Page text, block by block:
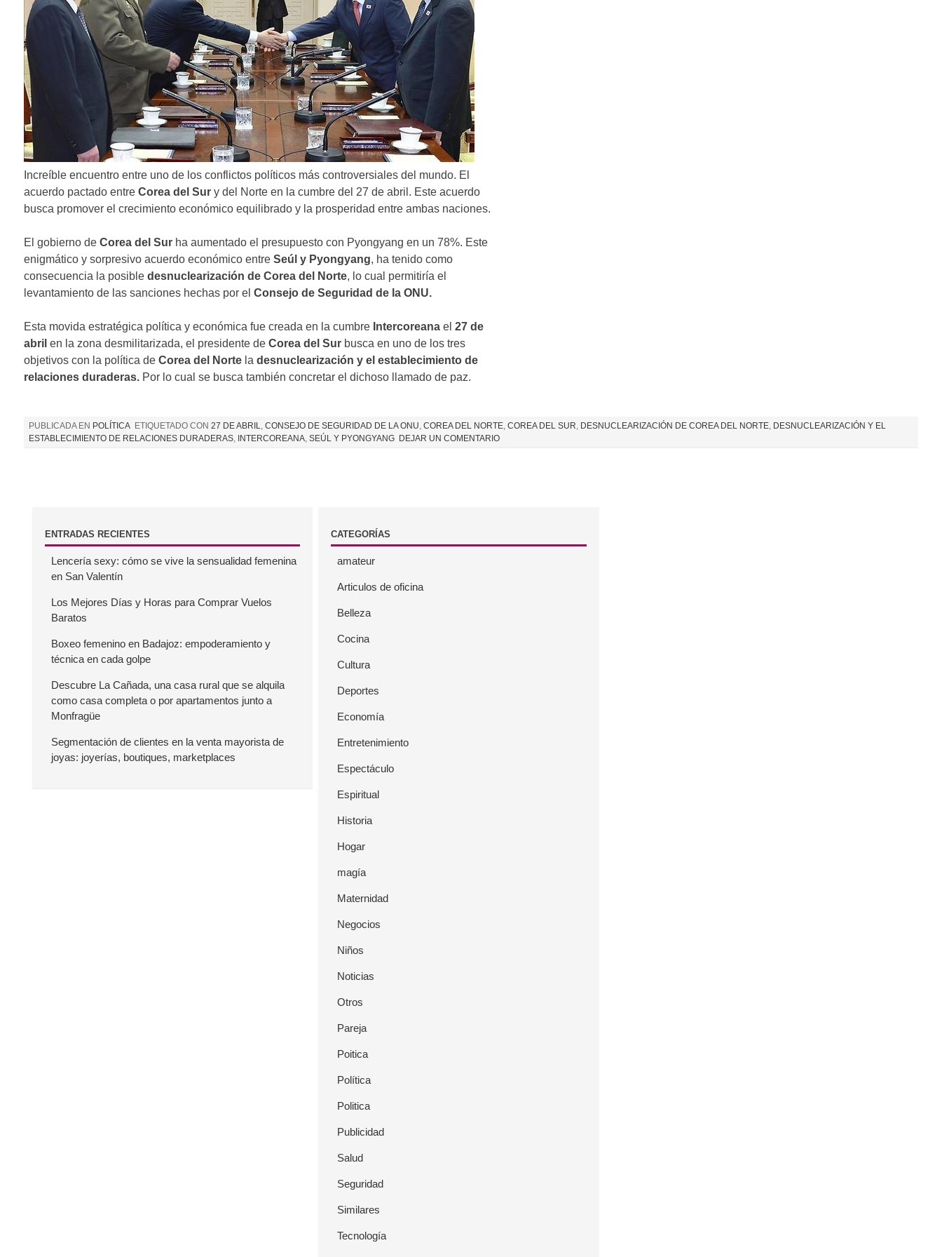
Increíble encuentro entre uno de los conflictos políticos más controversiales del mundo. El
acuerdo pactado entre Corea del Sury del Norte en la cumbre del 27 de abril. Este acuerdo
busca promover el crecimiento económico equilibrado y la prosperidad entre ambas naciones.
El gobierno de Corea del Surha aumentado el presupuesto con Pyongyang en un 78%. Este
enigmático y sorpresivo acuerdo económico entre Seúl y Pyongyang, ha tenido como
consecuencia la posible desnuclearización de Corea del Norte, lo cual permitiría el
levantamiento de las sanciones hechas por el Consejo de Seguridad de la ONU.
Esta movida estratégica política y económica fue creada en la cumbre Intercoreanael 27 de
abril en la zona desmilitarizada, el presidente de Corea del Surbusca en uno de los tres
objetivos con la política de Corea del Nortela desnuclearización y el establecimiento de
relaciones duraderas.Por lo cual se busca también concretar el dichoso llamado de paz.
PUBLICADA EN POLÍTICA ETIQUETADO CON 27 DE ABRIL CONSEJO DE SEGURIDAD DE LA ONU COREA DEL NORTE, COREA DEL SUR DESNUCLEARIZACIÓN DE COREA DEL NORTE, DESNUCLEARIZACIÓN Y EL
ESTABLECIMIENTO DE RELACIONES DURADERAS, INTERCOREANA, SEÚL Y PYONGYANG DEJAR UN COMENTARIO
BENTRADAS RECIENTES
Lencería sexy: cómo se vive la sensualidad femenina
en San Valentín
Los Mejores Días y Horas para Comprar Vuelos
Baratos
Boxeo femenino en Badajoz: empoderamiento y
técnica en cada golpe
Descubre La Cañada, una casa rural que se alquila
como casa completa o por apartamentos junto a
Monfragüe
Segmentación de clientes en la venta mayorista de
joyas: joyerías, boutiques, marketplaces
CATEGORÍAS
amateur
Articulos de oficina
Belleza
Cocina
Cultura
Deportes
Economía
Entretenimiento
Espectáculo
Espiritual
Historia
Hogar
magía
Maternidad
Negocios
Niños
Noticias
Otros
Pareja
Poitica
Política
Politica
Publicidad
Salud
Seguridad
Similares
Tecnología